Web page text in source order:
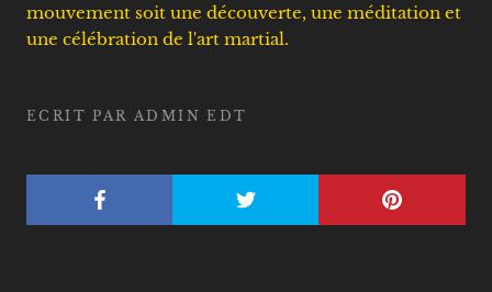
mouvement soit une découverte, une méditation et
une célébration de l'art martial.
ECRIT PAR ADMIN EDT